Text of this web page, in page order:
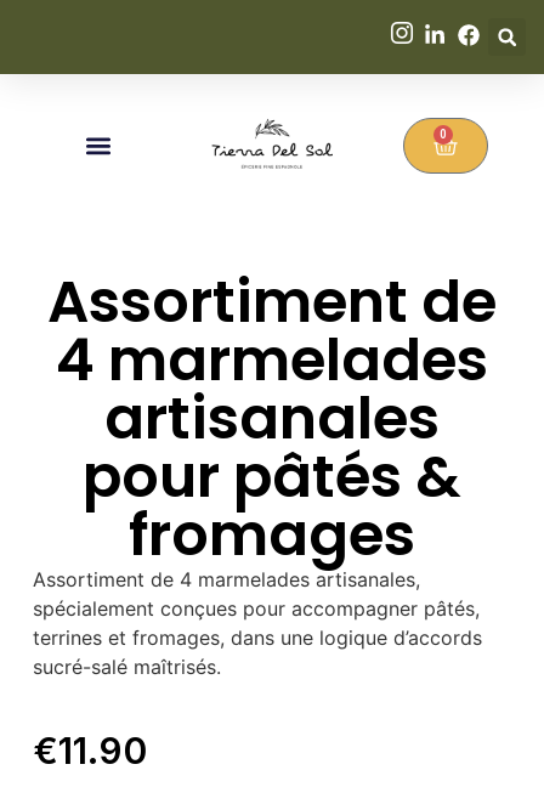
0
Assortiment de
4 marmelades
artisanales
pour pâtés &
fromages
Assortiment de 4 marmelades artisanales,
spécialement conçues pour accompagner pâtés,
terrines et fromages, dans une logique d’accords
sucré-salé maîtrisés.
€11.90